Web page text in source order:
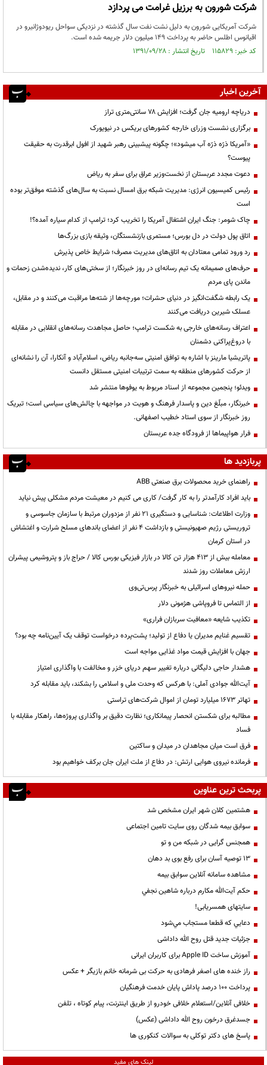
شرکت شورون به برزیل غرامت می پردازد
شرکت آمریکایی شورون به دلیل نشت نفت سال گذشته در نزدیکی سواحل ریودوژانیرو در
اقیانوس اطلس حاضر به پرداخت 149 میلیون دلار جریمه شده است.
کد خبر: ۱۱۵۸۲۹ تاریخ انتشار : ۱۳۹۱/۰۹/۲۸
آخرین اخبار
دریاچه ارومیه جان گرفت؛ افزایش ۷۸ سانتی‌متری تراز
برگزاری نشست وزرای خارجه کشورهای بریکس در نیویورک
«آمریکا ذرّه ذرّه آب میشود»؛ چگونه پیشبینی رهبر شهید از افول ابرقدرت به حقیقت
پیوست؟
دعوت مجدد عربستان از نخست‌وزیر عراق برای سفر به ریاض
رئیس کمیسیون انرژی: مدیریت شبکه برق امسال نسبت به سال‌های گذشته موفق‌تر بوده
است
چاک شومر: جنگ ایران اشتغال آمریکا را تخریب کرد؛ ترامپ از کدام سیاره آمده؟!
اتاق پول دولت در دل بورس؛ مستمری بازنشستگان، وثیقه بازی بزرگ‌ها
رد ورود تمامی معتادان به اتاق‌های مدیریت مصرف؛ شرایط خاص پذیرش
حرف‌های صمیمانه یک تیم رسانه‌ای در روز خبرنگار؛ از سختی‌های کار، ندیده‌شدن زحمات و
ماندن پای مردم
یک رابطه شگفت‌انگیز در دنیای حشرات؛ مورچه‌ها از شته‌ها مراقبت می‌کنند و در مقابل،
عسلک شیرین دریافت می‌کنند
اعتراف رسانه‌های خارجی به شکست ترامپ؛ حاصل مجاهدت رسانه‌های انقلابی در مقابله
با دروغ‌پراکنی دشمنان
پاتریشیا مارینز با اشاره به توافق امنیتی سه‌جانبه ریاض، اسلام‌آباد و آنکارا، آن را نشانه‌ای
از حرکت کشورهای منطقه به سمت ترتیبات امنیتی مستقل دانست
ویدئو؛ پنجمین مجموعه از اسناد مربوط به یوفوها منتشر شد
خبرنگار، مبلّغ دین و پاسدار فرهنگ و هویت در مواجهه با چالش‌های سیاسی است؛ تبریک
روز خبرنگار از سوی استاد خطیب اصفهانی.
فرار هواپیماها از فرودگاه جده عربستان
پربازدید ها
راهنمای خرید محصولات برق صنعتی ABB
باید افراد کارآمدتر را به کار گرفت/ کاری می کنیم در معیشت مردم مشکلی پیش نیاید
وزارت اطلاعات: شناسایی و دستگیری ۲۱ نفر از مزدوران مرتبط با سازمان جاسوسی و
تروریستی رژیم صهیونیستی و بازداشت ۴ نفر از اعضای باندهای مسلح شرارت و اغتشاش
در استان کرمان
معامله بیش از ۴۱۳ هزار تن کالا در بازار فیزیکی بورس کالا / حراج باز و پتروشیمی پیشران
ارزش معاملات روز شدند
حمله نیروهای اسرائیلی به خبرنگار پرس‌تی‌وی
از التماس تا فروپاشی هژمونی دلار
تکذیب شایعه «معافیت سربازان فراری»
تقسیم غنایم مدیران یا دفاع از تولید؛ پشت‌پرده درخواست توقف یک آیین‌نامه چه بود؟
جهان با افزایش قیمت مواد غذایی مواجه است
هشدار حاجی دلیگانی درباره تغییر سهم دریای خزر و مخالفت با واگذاری امتیاز
آیت‌الله جوادی آملی: با هرکس که وحدت ملی و اسلامی را بشکند، باید مقابله کرد
تهاتر ۱۶۷۳ میلیارد تومان از اموال شرکت‌های تراستی
مطالبه برای شکستن انحصار پیمانکاری؛ نظارت دقیق بر واگذاری پروژه‌ها، راهکار مقابله با
فساد
فرق است میان مجاهدان در میدان و ساکتین
فرمانده نیروی هوایی ارتش: در دفاع از ملت ایران جان برکف خواهیم بود
پربحث ترین عناوین
هشتمین کلان شهر ایران مشخص شد
سوابق بیمه شدگان روی سایت تامین اجتماعی
همجنس گرایی در شبکه من و تو
13 توصیه آسان برای رفع بوی بد دهان
مشاهده سامانه آنلاين سوابق بیمه
حكم آيت‌الله مكارم درباره شاهين نجفي
سایتهای همسریابی!
دعايي كه قطعا مستجاب مي‌شود
جزئیات جدید قتل روح الله داداشی
آموزش ساخت Apple ID برای کاربران ایرانی
راز خنده های اصغر فرهادی به حرکت بی شرمانه خانم بازیگر + عکس
پرداخت ۱۰۰ درصد پاداش پایان خدمت فرهنگیان
خلافی آنلاین/استعلام خلافی خودرو از طریق اینترنت، پیام کوتاه ، تلفن
جسدغرق درخون روح الله داداشی (عکس)
پاسخ های دکتر توکلی به سوالات کنکوری ها
لینک های مفید